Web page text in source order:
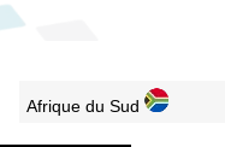
Afrique du Sud